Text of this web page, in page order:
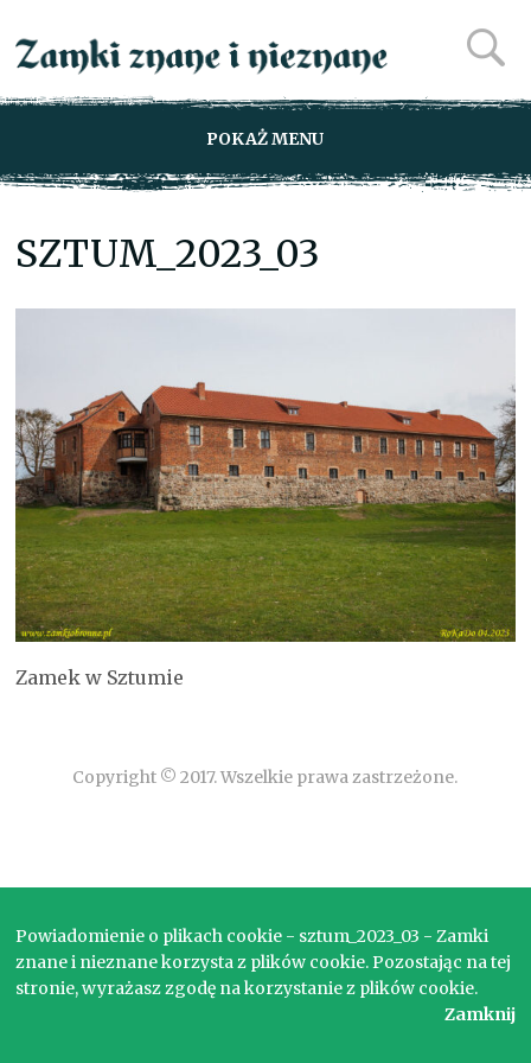
POKAŻ MENU
SZTUM_2023_03
Zamek w Sztumie
Copyright © 2017. Wszelkie prawa zastrzeżone.
Powiadomienie o plikach cookie - sztum_2023_03 - Zamki
znane i nieznane korzysta z plików cookie. Pozostając na tej
stronie, wyrażasz zgodę na korzystanie z plików cookie.
Zamknij